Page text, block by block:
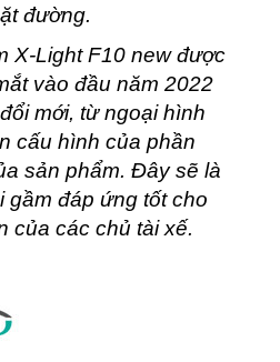
đường.
X-Light F10 new được
vào đầu năm 2022
mới, từ ngoại hình
cấu hình của phần
sản phẩm. Đây sẽ là
gầm đáp ứng tốt cho
của các chủ tài xế.